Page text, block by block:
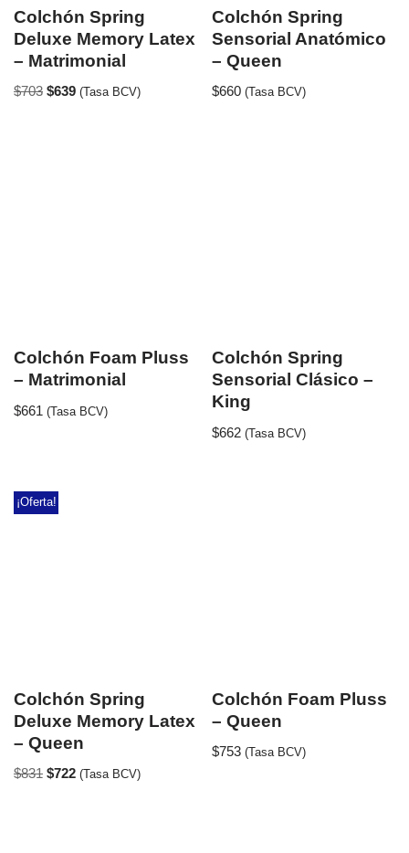
Colchón Spring
Deluxe Memory Latex
– Matrimonial
$703 $639 (Tasa BCV)
Colchón Spring
Sensorial Anatómico
– Queen
$660 (Tasa BCV)
Colchón Foam Pluss
– Matrimonial
$661 (Tasa BCV)
Colchón Spring
Sensorial Clásico –
King
$662 (Tasa BCV)
¡Oferta!
Colchón Spring
Deluxe Memory Latex
– Queen
$831 $722 (Tasa BCV)
Colchón Foam Pluss
– Queen
$753 (Tasa BCV)